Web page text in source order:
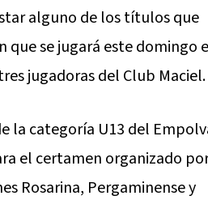
alguno de los títulos que
se jugará este domingo
jugadoras del Club Maciel.
la categoría U13 del
el certamen organizado
Rosarina, Pergaminense y